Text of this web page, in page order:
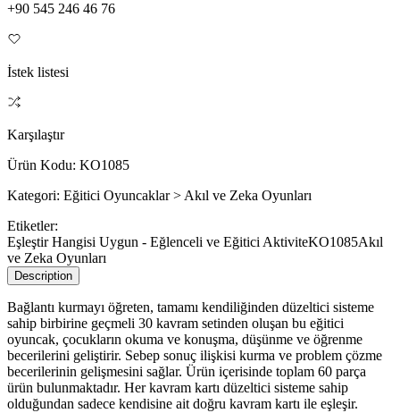
+90 545 246 46 76
İstek listesi
Karşılaştır
Ürün Kodu: KO1085
Kategori: Eğitici Oyuncaklar > Akıl ve Zeka Oyunları
Etiketler:
Eşleştir Hangisi Uygun - Eğlenceli ve Eğitici AktiviteKO1085Akıl
ve Zeka Oyunları
Description
Bağlantı kurmayı öğreten, tamamı kendiliğinden düzeltici sisteme
sahip birbirine geçmeli 30 kavram setinden oluşan bu eğitici
oyuncak, çocukların okuma ve konuşma, düşünme ve öğrenme
becerilerini geliştirir. Sebep sonuç ilişkisi kurma ve problem çözme
becerilerinin gelişmesini sağlar. Ürün içerisinde toplam 60 parça
ürün bulunmaktadır. Her kavram kartı düzeltici sisteme sahip
olduğundan sadece kendisine ait doğru kavram kartı ile eşleşir.